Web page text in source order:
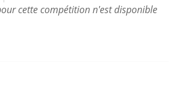
cette compétition n'est disponible